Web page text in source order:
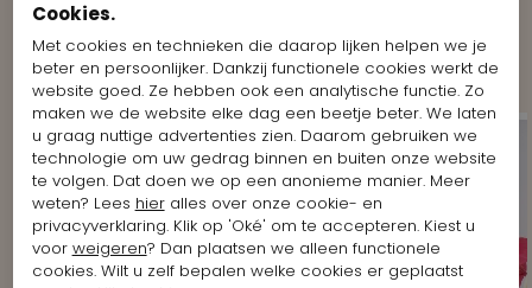
Bekijk meer Looks van het merk
Rundholz
Cookies.
Met cookies en technieken die daarop lijken helpen we je
beter en persoonlijker. Dankzij functionele cookies werkt de
website goed. Ze hebben ook een analytische functie. Zo
maken we de website elke dag een beetje beter. We laten
u graag nuttige advertenties zien. Daarom gebruiken we
technologie om uw gedrag binnen en buiten onze website
te volgen. Dat doen we op een anonieme manier. Meer
weten? Lees hieralles over onze cookie- en
privacyverklaring. Klik op 'Oké' om te accepteren. Kiest u
voor weigeren? Dan plaatsen we alleen functionele
cookies. Wilt u zelf bepalen welke cookies er geplaatst